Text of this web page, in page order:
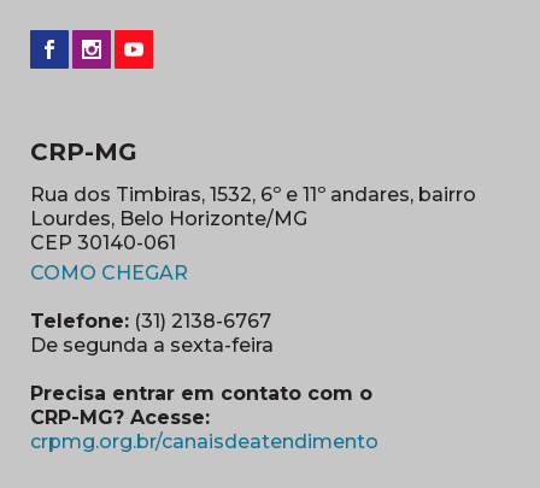
CRP-MG
Rua dos Timbiras, 1532, 6º e 11º andares, bairro
Lourdes, Belo Horizonte/MG
CEP 30140-061
COMO CHEGAR
Telefone: (31) 2138-6767
De segunda a sexta-feira
Precisa entrar em contato com o
CRP-MG? Acesse:
crpmg.org.br/canaisdeatendimento